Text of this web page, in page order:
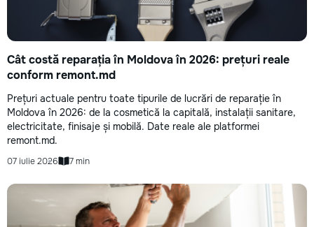
Cât costă reparația în Moldova în 2026: prețuri reale
conform remont.md
Prețuri actuale pentru toate tipurile de lucrări de reparație în
Moldova în 2026: de la cosmetică la capitală, instalații sanitare,
electricitate, finisaje și mobilă. Date reale ale platformei
remont.md.
07 iulie 2026 7 min